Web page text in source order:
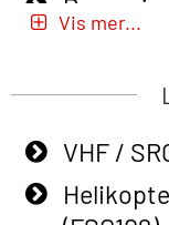
Rep. for
STCW
Vis mer...
VHF /